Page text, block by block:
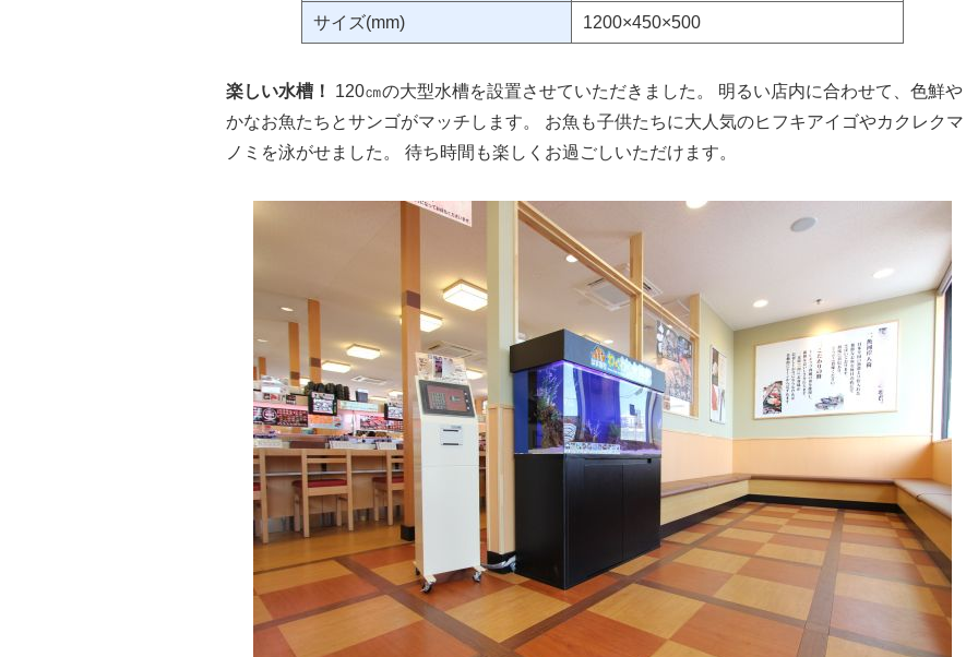
サイズ(mm) 1200×450×500
楽しい水槽！
120㎝の大型水槽を設置させていただきました。 明るい店内に合わせて、色鮮や
かなお魚たちとサンゴがマッチします。 お魚も子供たちに大人気のヒフキアイゴやカクレクマ
ノミを泳がせました。 待ち時間も楽しくお過ごしいただけます。